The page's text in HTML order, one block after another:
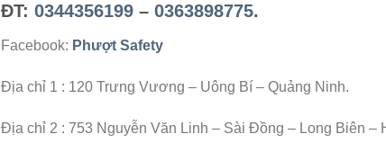
ĐT: 0344356199 – 0363898775.
Facebook: Phượt Safety
Địa chỉ 1 : 120 Trưng Vương – Uông Bí – Quảng Ninh.
Địa chỉ 2 : 753 Nguyễn Văn Linh – Sài Đồng – Long Biên –